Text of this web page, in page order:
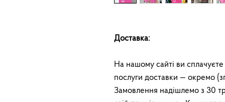
Доставка:
На нашому сайті ви
послуги доставки — окремо
Замовлення надішлемо з 30